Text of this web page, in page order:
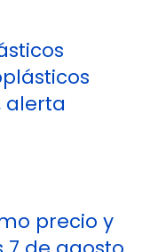
alerta
precio y